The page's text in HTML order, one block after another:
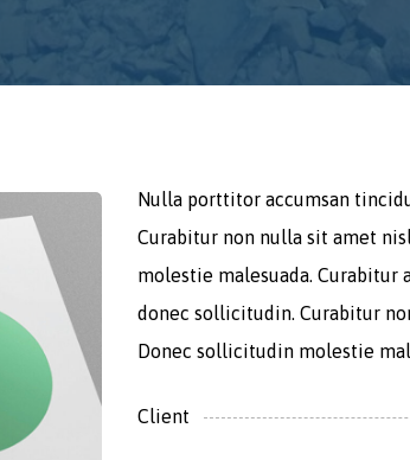
Nulla porttitor accumsan
Curabitur non nulla sit amet
molestie malesuada.
donec sollicitudin. Curabitur
Donec sollicitudin molestie
Client